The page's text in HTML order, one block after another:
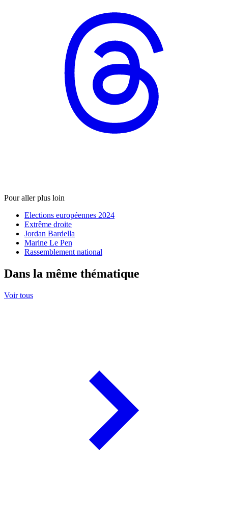
Pour aller plus loin
Elections européennes 2024
Extrême droite
Jordan Bardella
Marine Le Pen
Rassemblement national
Dans la même thématique
Voir tous